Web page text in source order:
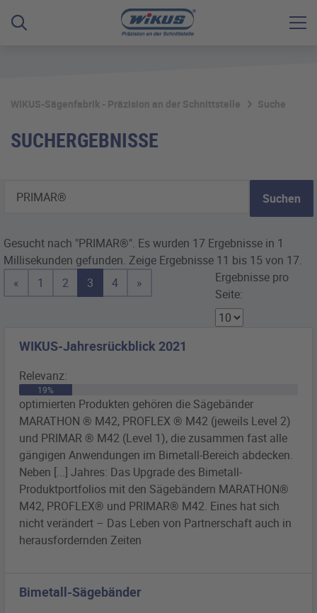
WIKUS-Sägenfabrik - Präzision an der Schnittstelle Suche
SUCHERGEBNISSE
Suchen
Gesucht nach "PRIMAR®". Es wurden 17 Ergebnisse in 1
Millisekunden gefunden. Zeige Ergebnisse 11 bis 15 von 17.
«
1 2 3 4 »
Ergebnisse pro
Seite:
WIKUS-Jahresrückblick 2021
Relevanz:
19%
optimierten Produkten gehören die Sägebänder
MARATHON ® M42, PROFLEX ® M42 (jeweils Level 2)
und PRIMAR ® M42 (Level 1), die zusammen fast alle
gängigen Anwendungen im Bimetall-Bereich abdecken.
Neben [...] Jahres: Das Upgrade des Bimetall-
Produktportfolios mit den Sägebändern MARATHON®
M42, PROFLEX® und PRIMAR® M42. Eines hat sich
nicht verändert – Das Leben von Partnerschaft auch in
herausfordernden Zeiten
Bimetall-Sägebänder